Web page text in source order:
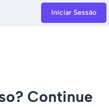
Iniciar Sessão
Continue